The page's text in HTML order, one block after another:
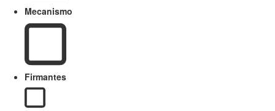
Mecanismo
Firmantes